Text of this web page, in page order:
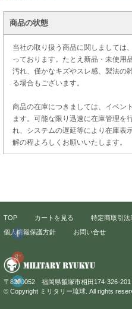
商品の状態
当社の取り扱う商品に関しましては
っております。たとえ新品・未使用
汚れ、僅かなキズやスレ感、製法の
る場合もございます。
商品の在庫につきましては、イベン
ます。可能な限り迅速に在庫管理を
れ、システムの遅延等により在庫表
解の程よろしくお願いいたします。
TOP カートを見る 特定商取引法
個人情報保護方針
お問い合せ
〒8200052 福岡県飯塚市相田174-326-201
© Copyright ミリタリー琉球. All rights